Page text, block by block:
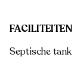
FACILITEITEN
Septische tank